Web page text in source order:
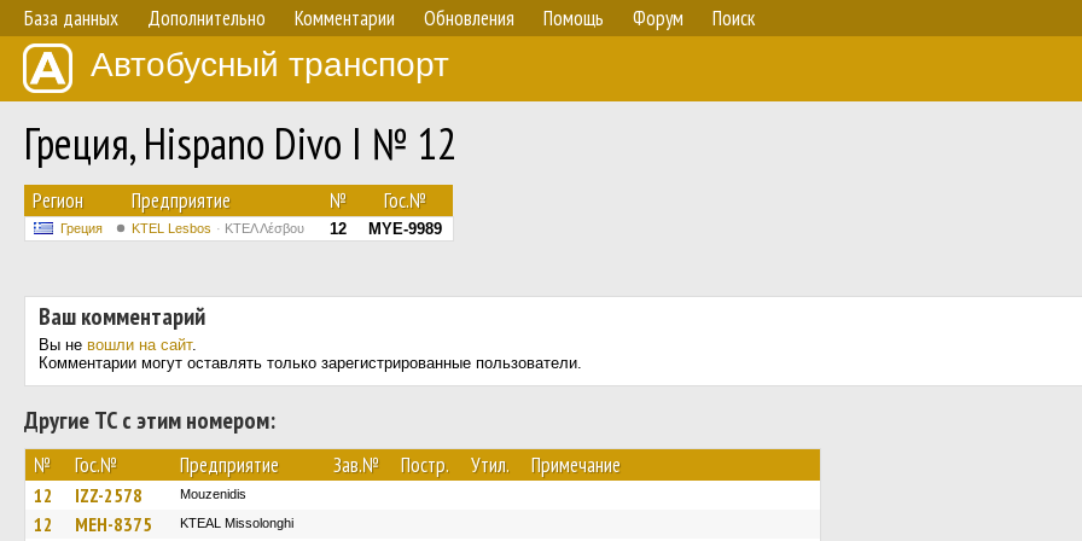
База данных Дополнительно Комментарии Обновления Помощь Форум Поиск
Автобусный транспорт
Греция, Hispano Divo I № 12
Регион Предприятие № Гос.№
Греция KTEL Lesbos ΚΤΕΛ Λέσβου 12 MYE-9989
Ваш комментарий
Вы не вошли на сайт.
Комментарии могут оставлять только зарегистрированные пользователи.
Другие ТС с этим номером:
№ Гос.№ Предприятие Зав.№ Постр. Утил. Примечание
12 IZZ-2578 Mouzenidis
12 MEH-8375 KTEAL Missolonghi